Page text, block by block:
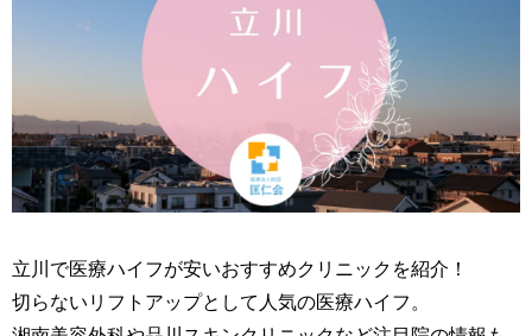
立川で医療ハイフが安いおすすめクリニックを紹介！
切らないリフトアップとして人気の医療ハイフ。